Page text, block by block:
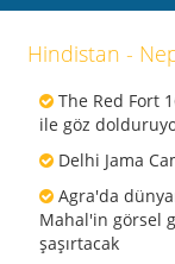
Hindistan -
The Red Fort
ile göz
Delhi Jama
Agra'da
Mahal'in görsel
şaşırtacak